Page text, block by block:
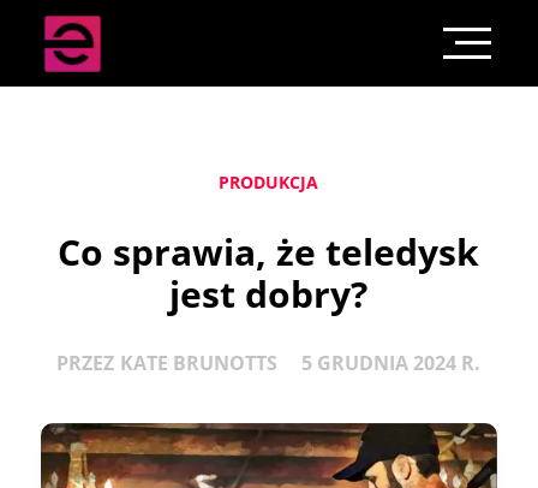
PRODUKCJA
Co sprawia, że teledysk
jest dobry?
PRZEZ KATE BRUNOTTS 5 GRUDNIA 2024 R.